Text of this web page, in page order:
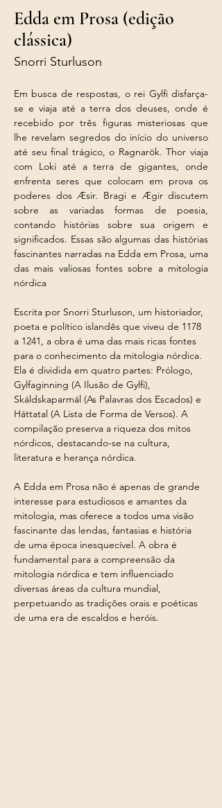
Edda em Prosa (edição
clássica)
Snorri Sturluson
Em busca de respostas, o rei Gylfi disfarça-
se e viaja até a terra dos deuses, onde é
recebido por três figuras misteriosas que
lhe revelam segredos do início do universo
até seu final trágico, o Ragnarök. Thor viaja
com Loki até a terra de gigantes, onde
enfrenta seres que colocam em prova os
poderes dos Æsir. Bragi e Ægir discutem
sobre as variadas formas de poesia,
contando histórias sobre sua origem e
significados. Essas são algumas das histórias
fascinantes narradas na Edda em Prosa, uma
das mais valiosas fontes sobre a mitologia
nórdica
Escrita por Snorri Sturluson, um historiador,
poeta e político islandês que viveu de 1178
a 1241, a obra é uma das mais ricas fontes
para o conhecimento da mitologia nórdica.
Ela é dividida em quatro partes: Prólogo,
Gylfaginning (A Ilusão de Gylfi),
Skáldskaparmál (As Palavras dos Escados) e
Háttatal (A Lista de Forma de Versos). A
compilação preserva a riqueza dos mitos
nórdicos, destacando-se na cultura,
literatura e herança nórdica.
A Edda em Prosa não é apenas de grande
interesse para estudiosos e amantes da
mitologia, mas oferece a todos uma visão
fascinante das lendas, fantasias e história
de uma época inesquecível. A obra é
fundamental para a compreensão da
mitologia nórdica e tem influenciado
diversas áreas da cultura mundial,
perpetuando as tradições orais e poéticas
de uma era de escaldos e heróis.